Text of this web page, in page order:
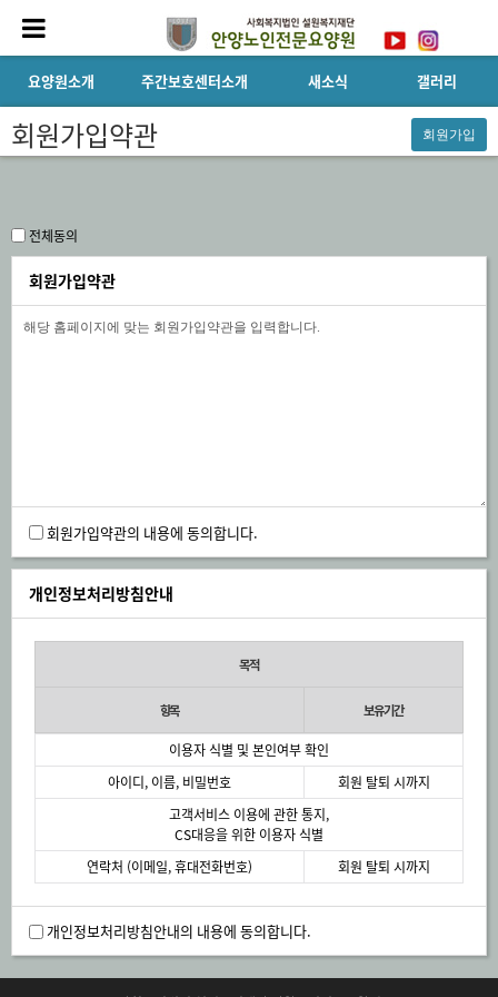
요양원소개 주간보호센터소개 새소식 갤러리
회원가입약관
전체동의
회원가입약관
회원가입약관의 내용에 동의합니다.
개인정보처리방침안내
목적
항목 보유기간
이용자 식별 및 본인여부 확인
아이디, 이름, 비밀번호
회원 탈퇴 시까지
고객서비스 이용에 관한 통지,
CS대응을 위한 이용자 식별
연락처 (이메일, 휴대전화번호)
회원 탈퇴 시까지
개인정보처리방침안내의 내용에 동의합니다.